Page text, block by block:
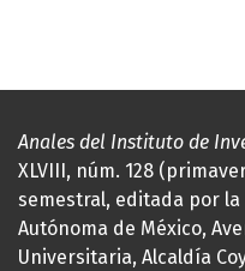
Anales del Instituto de
XLVIII, núm. 128
semestral, editada por
Autónoma de México,
Universitaria, Alcaldía